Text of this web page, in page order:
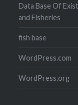
Data Base Of
and Fisheries
fish base
WordPress.com
WordPress.org